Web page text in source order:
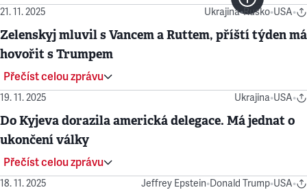
21. 11. 2025 Ukrajina•Rusko•USA•
Zelenskyj mluvil s Vancem a Ruttem, příští týden má
hovořit s Trumpem
Přečíst celou zprávu
19. 11. 2025 Ukrajina•USA•
Do Kyjeva dorazila americká delegace. Má jednat o
ukončení války
Přečíst celou zprávu
18. 11. 2025 Jeffrey Epstein•Donald Trump•USA•